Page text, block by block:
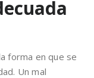
forma en que se
Un mal